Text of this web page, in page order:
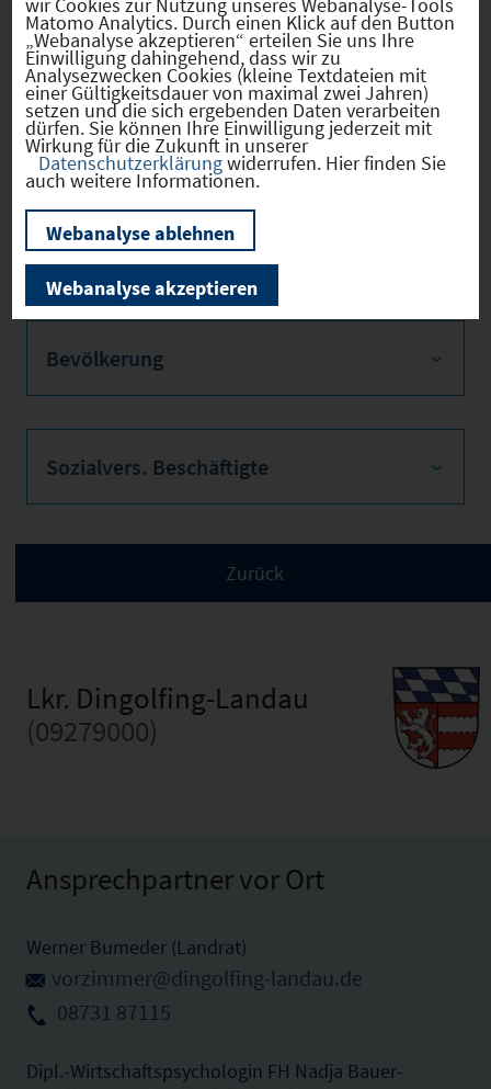
Weiterführender Link mit kurzem Film zur
Wirtschaftsregion Dingolfing-Landau
Nutzen Sie auch die Links auf der rechten
Seite für weitere Informationen!
Firmenstandorte
Bevölkerung
Sozialvers. Beschäftigte
Lkr. Dingolfing-Landau
(09279000)
Ansprechpartner vor Ort
Werner Bumeder (Landrat)
vorzimmer@dingolfing-landau.de
08731 87115
Dipl.-Wirtschaftspsychologin FH Nadja Bauer-
wir Cookies zur Nutzung unseres Webanalyse-Tools
Matomo Analytics. Durch einen Klick auf den Button
„Webanalyse akzeptieren“ erteilen Sie uns Ihre
Einwilligung dahingehend, dass wir zu
Analysezwecken Cookies (kleine Textdateien mit
einer Gültigkeitsdauer von maximal zwei Jahren)
setzen und die sich ergebenden Daten verarbeiten
dürfen. Sie können Ihre Einwilligung jederzeit mit
Wirkung für die Zukunft in unserer
Datenschutzerklärungwiderrufen. Hier finden Sie
auch weitere Informationen.
Webanalyse ablehnen
Webanalyse akzeptieren